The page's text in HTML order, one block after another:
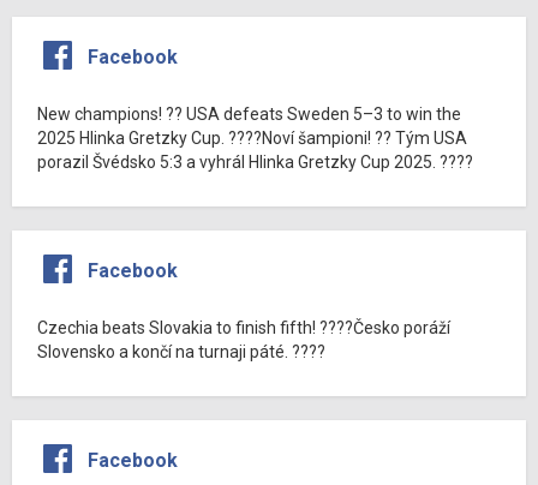
Facebook
New champions! ?? USA defeats Sweden 5–3 to win the
2025 Hlinka Gretzky Cup. ????Noví šampioni! ?? Tým USA
porazil Švédsko 5:3 a vyhrál Hlinka Gretzky Cup 2025. ????
Facebook
Czechia beats Slovakia to finish fifth! ????Česko poráží
Slovensko a končí na turnaji páté. ????
Facebook